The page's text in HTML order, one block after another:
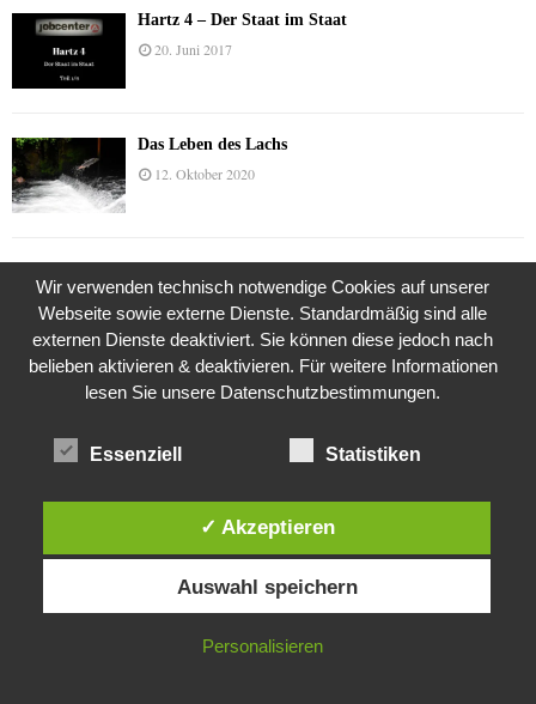
Hartz 4 – Der Staat im Staat
20. Juni 2017
Das Leben des Lachs
12. Oktober 2020
9. Juli 2018
Was ist denn das? -Mars „SOL 735“ Rover Curiosity
Die Brexit-Lüge (1/8 Teil)
Die Straße radikalisiert jeden Tag ein Stückchen
Diese Website verwendet Cookies. Durch die weitere Nutzung dieser
Website stimmst du der Verwendung von Cookies zu.
IN ORDNUNG
Wir verwenden technisch notwendige Cookies auf unserer
Webseite sowie externe Dienste. Standardmäßig sind alle
externen Dienste deaktiviert. Sie können diese jedoch nach
belieben aktivieren & deaktivieren. Für weitere Informationen
lesen Sie unsere Datenschutzbestimmungen.
Essenziell Statistiken
✓ Akzeptieren
Auswahl speichern
Personalisieren